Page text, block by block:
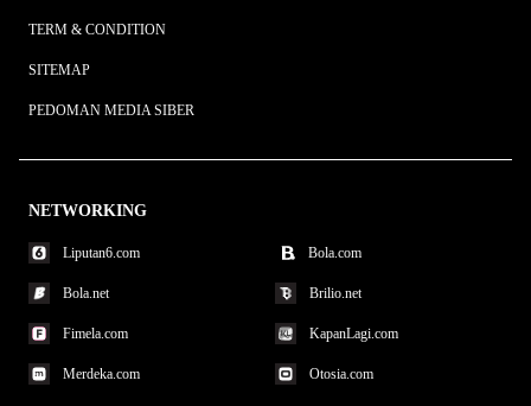
TERM & CONDITION
SITEMAP
PEDOMAN MEDIA SIBER
NETWORKING
Liputan6.com Bola.com
Bola.net Brilio.net
Fimela.com KapanLagi.com
Merdeka.com Otosia.com